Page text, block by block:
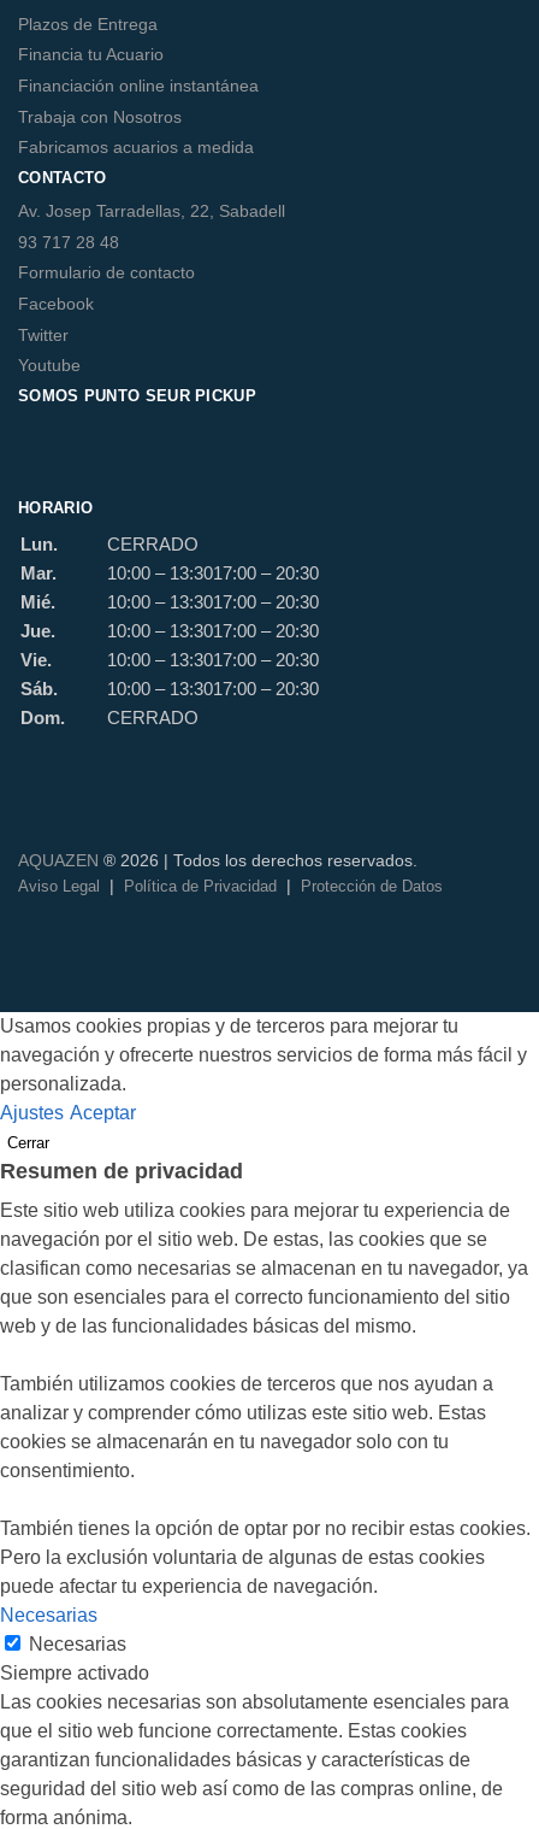
Plazos de Entrega
Financia tu Acuario
Financiación online instantánea
Trabaja con Nosotros
Fabricamos acuarios a medida
CONTACTO
Av. Josep Tarradellas, 22, Sabadell
93 717 28 48
Formulario de contacto
Facebook
Twitter
Youtube
SOMOS PUNTO SEUR PICKUP
HORARIO
Lun.
CERRADO
Mar.
10:00 – 13:3017:00 – 20:30
Mié.
10:00 – 13:3017:00 – 20:30
Jue.
10:00 – 13:3017:00 – 20:30
Vie.
10:00 – 13:3017:00 – 20:30
Sáb.
10:00 – 13:3017:00 – 20:30
Dom.
CERRADO
AQUAZEN ® 2026 | Todos los derechos reservados.
Aviso Legal
| Política de Privacidad | Protección de Datos
Usamos cookies propias y de terceros para mejorar tu
navegación y ofrecerte nuestros servicios de forma más fácil y
personalizada.
Ajustes Aceptar
Cerrar
Resumen de privacidad
Este sitio web utiliza cookies para mejorar tu experiencia de
navegación por el sitio web. De estas, las cookies que se
clasifican como necesarias se almacenan en tu navegador, ya
que son esenciales para el correcto funcionamiento del sitio
web y de las funcionalidades básicas del mismo.
También utilizamos cookies de terceros que nos ayudan a
analizar y comprender cómo utilizas este sitio web. Estas
cookies se almacenarán en tu navegador solo con tu
consentimiento.
También tienes la opción de optar por no recibir estas cookies.
Pero la exclusión voluntaria de algunas de estas cookies
puede afectar tu experiencia de navegación.
Necesarias
Necesarias
Siempre activado
Las cookies necesarias son absolutamente esenciales para
que el sitio web funcione correctamente. Estas cookies
garantizan funcionalidades básicas y características de
seguridad del sitio web así como de las compras online, de
forma anónima.